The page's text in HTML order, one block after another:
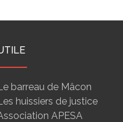
barreau de Mâcon
huissiers de justice
APESA